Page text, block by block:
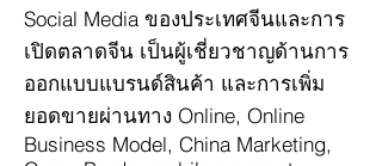
Social Media ของประเทศจีนและการ
เปิดตลาดจีน เป็นผู้เชี่ยวชาญด้านการ
ออกแบบแบรนด์สินค้า และการเพิ่ม
ยอดขายผ่านทาง Online, Online
Business Model, China Marketing,